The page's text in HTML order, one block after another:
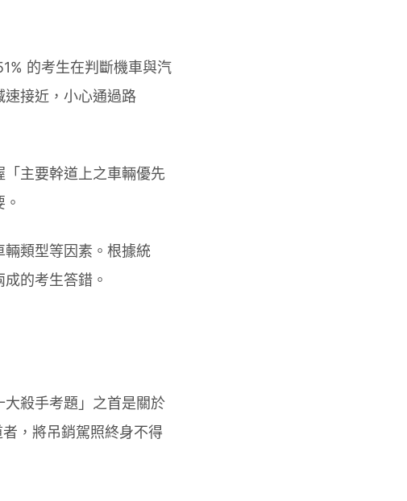
的考生在判斷機車與汽
接近，小心通過路
主要幹道上之車輛優先
類型等因素。根據統
的考生答錯。
殺手考題」之首是關於
，將吊銷駕照終身不得